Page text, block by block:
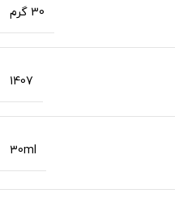
30 گرم
1407
30ml